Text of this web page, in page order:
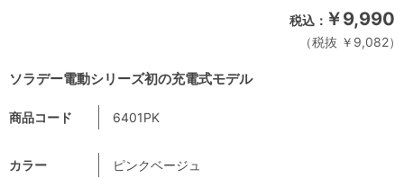
ソラデー電動シリーズ初の充電式モデル
￥9,990
税抜 ￥9,082
商品コード 6401PK
カラー ピンクベージュ